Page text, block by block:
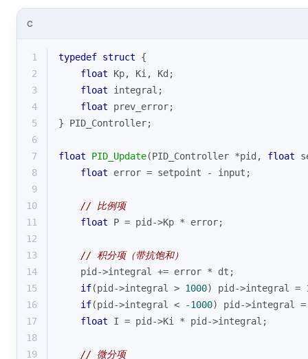
C
1 typedef struct {
2
float Kp, Ki, Kd;
3
float integral;
4
float prev_error;
5
} PID_Controller;
6
7
float PID_Update(PID_Controller *pid, float
8
float error = setpoint - input;
9
10
// 比例项
11
float P = pid->Kp * error;
12
13
// 积分项（带抗饱和）
14
    pid->integral += error * dt;
15
if(pid->integral > 1000) pid->integral =
16
if(pid->integral < -1000) pid->integral
17
float I = pid->Ki * pid->integral;
18
19
// 微分项